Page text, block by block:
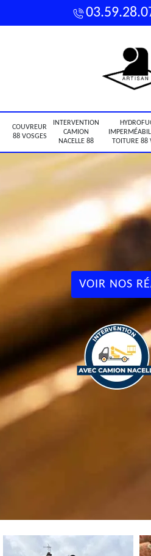
COUVREUR
88 VOSGES
INTERVENTION
CAMION
NACELLE 88
TOITURE 88
VOIR NOS